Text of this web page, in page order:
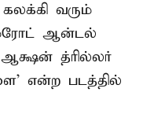
கலக்கி வரும்
ஆன்டல்
த்ரில்லர்
என்ற படத்தில்